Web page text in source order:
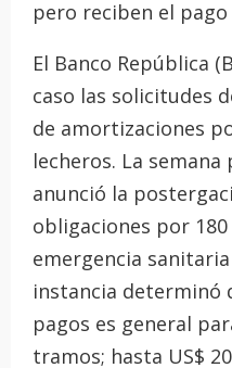
pero reciben el pago
El Banco República
caso las solicitudes
de amortizaciones
lecheros. La semana
anunció la
obligaciones por
emergencia
instancia determinó
pagos es general
tramos; hasta US$